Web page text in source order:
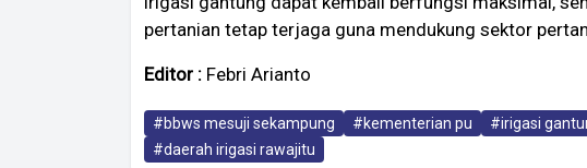
pertanian tetap terjaga guna mendukung sektor
Editor : Febri Arianto
#bbws mesuji sekampung #kementerian pu #irigasi
#daerah irigasi rawajitu